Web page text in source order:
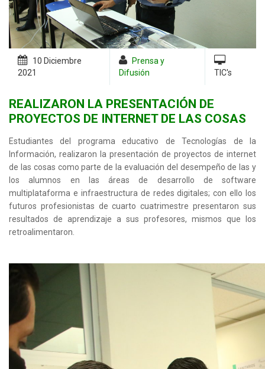
10 Diciembre
2021
Prensa y
Difusión
TIC's
REALIZARON LA PRESENTACIÓN DE
PROYECTOS DE INTERNET DE LAS COSAS
Estudiantes del programa educativo de Tecnologías de la
Información, realizaron la presentación de proyectos de internet
de las cosas como parte de la evaluación del desempeño de las y
los alumnos en las áreas de desarrollo de software
multiplataforma e infraestructura de redes digitales; con ello los
futuros profesionistas de cuarto cuatrimestre presentaron sus
resultados de aprendizaje a sus profesores, mismos que los
retroalimentaron.